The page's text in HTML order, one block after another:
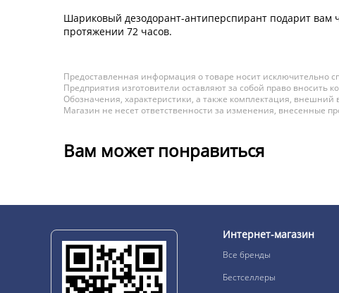
Шариковый дезодорант-антиперспирант подарит вам
протяжении 72 часов.
Предоставленная информация о товаре носит исключительно
Предприятия изготовители оставляют за собой право вносить
Обозначения, характеристики, а также комплектация, внешний
Магазин не несет ответственности за изменения, внесенные
Вам может понравиться
Интернет-магазин
Все бренды
Бестселлеры